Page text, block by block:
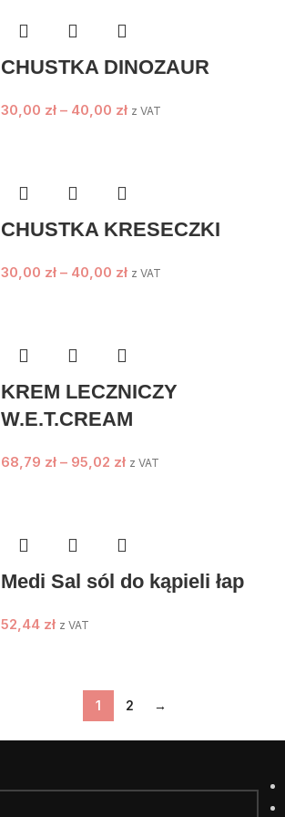
CHUSTKA DINOZAUR
30,00 zł – 40,00 zł z VAT
CHUSTKA KRESECZKI
30,00 zł – 40,00 zł z VAT
KREM LECZNICZY
W.E.T.CREAM
68,79 zł – 95,02 zł z VAT
Medi Sal sól do kąpieli łap
52,44 zł z VAT
1 2 →